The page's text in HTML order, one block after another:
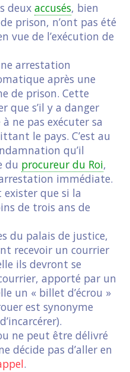
deux accusés, bien
prison, n’ont pas été
vue de l’exécution de
arrestation
après une
de prison. Cette
que s’il y a danger
ne pas exécuter sa
le pays. C’est au
qu’il
du procureur du Roi,
immédiate.
que si la
de trois ans de
du palais de justice,
recevoir un courrier
ils devront se
apporté par un
un « billet d’écrou »
est synonyme
ne peut être délivré
décide pas d’aller en
.